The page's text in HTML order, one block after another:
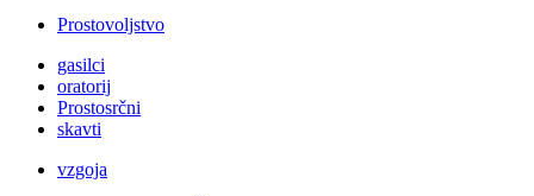
Prostovoljstvo
gasilci
oratorij
Prostosrčni
skavti
vzgoja